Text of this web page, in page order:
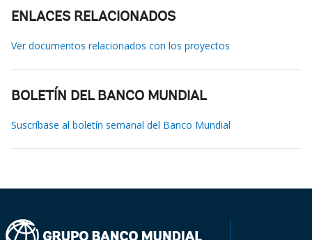
ENLACES RELACIONADOS
Ver documentos relacionados con los proyectos
BOLETÍN DEL BANCO MUNDIAL
Suscríbase al boletín semanal del Banco Mundial